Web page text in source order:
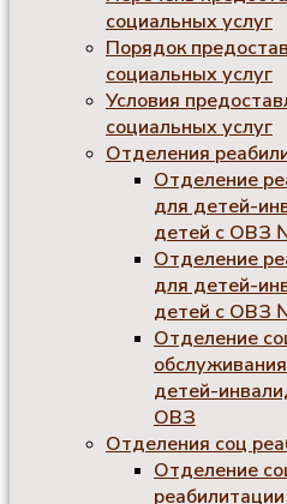
социальных услуг
Порядок
социальных услуг
Условия
социальных услуг
Отделения
Отделение
для детей-
детей с ОВЗ
Отделение
для детей-
детей с ОВЗ
Отделение
детей-
ОВЗ
Отделения соц
Отделение